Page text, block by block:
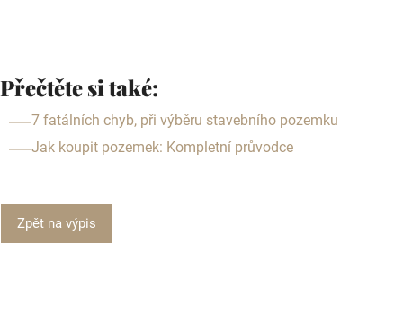
Přečtěte si také:
7 fatálních chyb, při výběru stavebního pozemku
Jak koupit pozemek: Kompletní průvodce
Zpět na výpis